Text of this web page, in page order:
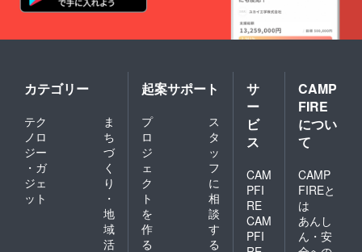
春夏秋
ぞれの
を尽く
し、時
間をか
けて
じっく
り調整
してい
味、
形、香
りに彩
りを加
えた 風
雅な一
さい。
写真に
≪当日
撮影券
≫を購
入すれ
ば撮影
も可能
です。
影券は
１００
００円
になり
ます。
≪当日
入すれ
ば撮影
も可能
です。
当日撮
影券は
１００
になり
ます。
時半か
らは
【関門
ドル
nightも
同時開
催】 幻
想的な
世界を
更に楽
す。 お
申込み
後、事
前にお
店での
レンタ
カテゴリー
テク
ノロ
ジー
・ガ
ジェ
ット
ま
ち
づ
く
り
・
地
域
活
起案サポート
プ
ロ
ジ
ェ
ク
ト
を
作
る
ス
タ
ッ
フ
に
相
談
す
る
サ
ー
ビ
ス
CAM
PFI
RE
CAM
PFI
CAMP
FIRE
につい
て
CAMP
FIREと
は
あんし
ん・安